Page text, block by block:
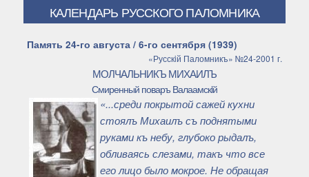
КАЛЕНДАРЬ РУССКОГО ПАЛОМНИКА
Память 24-го августа / 6-го сентября (1939)
«Русскiй Паломникъ» №24-2001 г.
МОЛЧАЛЬНИКЪ МИХАИЛЪ
Смиренный поваръ Валаамскiй
«...среди покрытой сажей кухни
стоялъ Михаилъ съ поднятыми
руками къ небу, глубоко рыдалъ,
обливаясь слезами, такъ что все
его лицо было мокрое. Не обращая